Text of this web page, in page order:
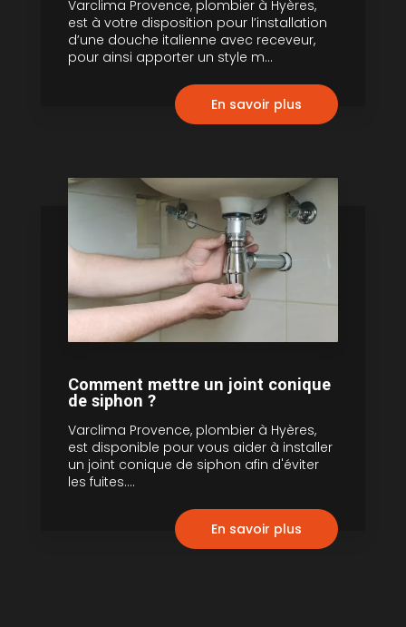
Varclima Provence, plombier à Hyères,
est à votre disposition pour l’installation
d’une douche italienne avec receveur,
pour ainsi apporter un style m...
En savoir plus
Comment mettre un joint conique
de siphon ?
Varclima Provence, plombier à Hyères,
est disponible pour vous aider à installer
un joint conique de siphon afin d'éviter
les fuites....
En savoir plus